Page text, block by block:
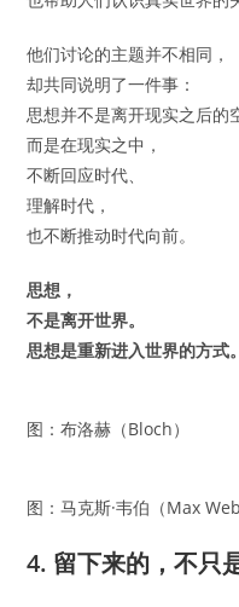
他们讨论的主题并不相同，
却共同说明了一件事：
思想并不是离开现实之后的
而是在现实之中，
不断回应时代、
理解时代，
也不断推动时代向前。
思想，
不是离开世界。
思想是重新进入世界的方式。
图：布洛赫（Bloch）
图：马克斯·韦伯（Max
4. 留下来的，不只